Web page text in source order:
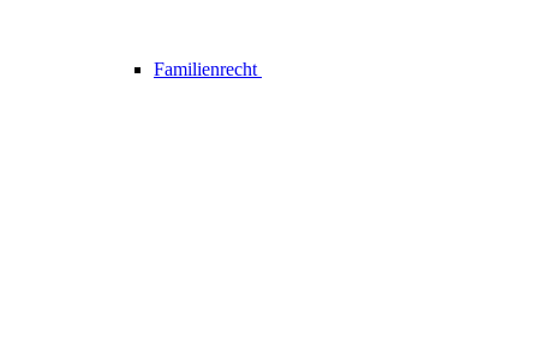
Familienrecht